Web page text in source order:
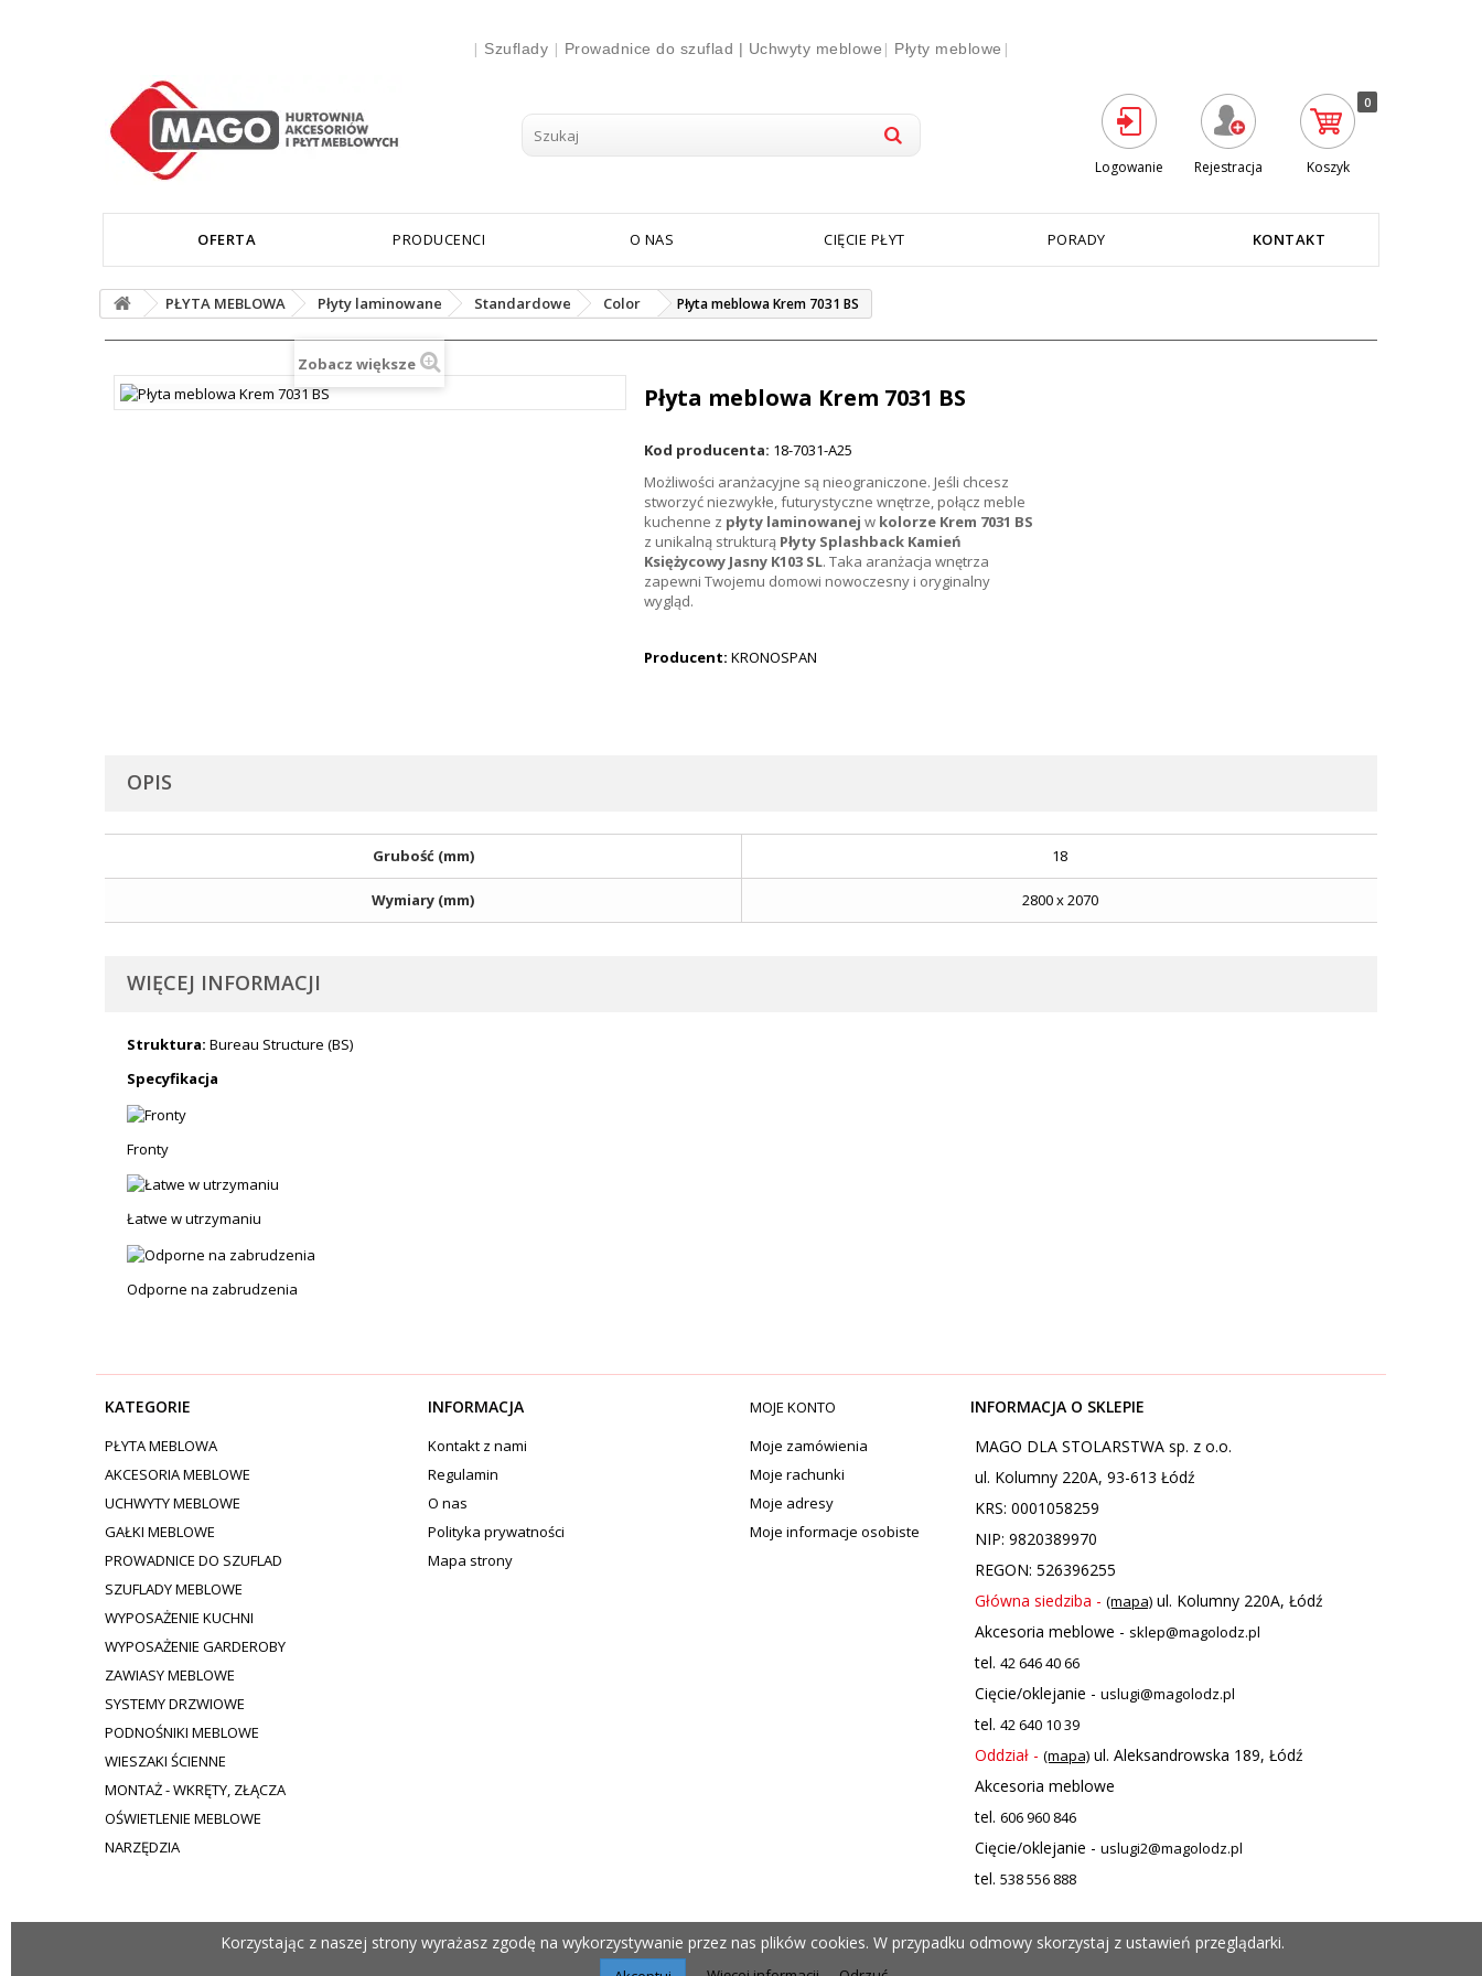
| Szuflady | Prowadnice do szuflad | Uchwyty meblowe | Płyty meblowe |
Logowanie Rejestracja Koszyk
0
OFERTA PRODUCENCI O NAS CIĘCIE PŁYT PORADY KONTAKT
PŁYTA MEBLOWA Płyty laminowane Standardowe Color Płyta meblowa Krem 7031 BS
Zobacz większe
Płyta meblowa Krem 7031 BS
Kod producenta: 18-7031-A25
Możliwości aranżacyjne są nieograniczone. Jeśli chcesz
stworzyć niezwykłe, futurystyczne wnętrze, połącz meble
kuchenne z płyty laminowanej w kolorze Krem 7031 BS
z unikalną strukturą Płyty Splashback Kamień
Księżycowy Jasny K103 SL. Taka aranżacja wnętrza
zapewni Twojemu domowi nowoczesny i oryginalny
wygląd.
Producent: KRONOSPAN
OPIS
Grubość (mm) 18
Wymiary (mm) 2800 x 2070
WIĘCEJ INFORMACJI
Struktura: Bureau Structure (BS)
Specyfikacja
Fronty
Łatwe w utrzymaniu
Odporne na zabrudzenia
KATEGORIE
PŁYTA MEBLOWA
AKCESORIA MEBLOWE
UCHWYTY MEBLOWE
GAŁKI MEBLOWE
PROWADNICE DO SZUFLAD
SZUFLADY MEBLOWE
WYPOSAŻENIE KUCHNI
WYPOSAŻENIE GARDEROBY
ZAWIASY MEBLOWE
SYSTEMY DRZWIOWE
PODNOŚNIKI MEBLOWE
WIESZAKI ŚCIENNE
MONTAŻ - WKRĘTY, ZŁĄCZA
OŚWIETLENIE MEBLOWE
NARZĘDZIA
INFORMACJA
Kontakt z nami
Regulamin
O nas
Polityka prywatności
Mapa strony
MOJE KONTO
Moje zamówienia
Moje rachunki
Moje adresy
Moje informacje osobiste
INFORMACJA O SKLEPIE
MAGO DLA STOLARSTWA sp. z o.o.
ul. Kolumny 220A, 93-613 Łódź
KRS: 0001058259
NIP: 9820389970
REGON: 526396255
Główna siedziba - (mapa) ul. Kolumny 220A, Łódź
Akcesoria meblowe - sklep@magolodz.pl
tel. 42 646 40 66
Cięcie/oklejanie - uslugi@magolodz.pl
tel. 42 640 10 39
Oddział - (mapa) ul. Aleksandrowska 189, Łódź
Akcesoria meblowe
tel. 606 960 846
Cięcie/oklejanie - uslugi2@magolodz.pl
tel. 538 556 888
Korzystając z naszej strony wyrażasz zgodę na wykorzystywanie przez nas plików cookies. W przypadku odmowy skorzystaj z ustawień przeglądarki.